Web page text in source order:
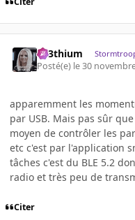
L33thium
Posté(e) le 30
apparemment les
par USB. Mais pas sûr
moyen de contrôler les
etc c'est par l'application
tâches c'est du BLE 5.2
radio et très peu de
Citer